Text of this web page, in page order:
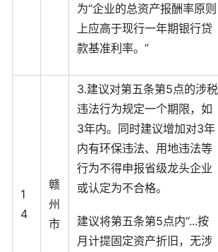
为“企业的总资产报酬率原则
上应高于现行一年期银行贷
款基准利率。”
1
4
赣
州
市
3.建议对第五条第5点的涉税
违法行为规定一个期限，如
3年内。同时建议增加对3年
内有环保违法、用地违法等
行为不得申报省级龙头企业
或认定为不合格。
建议将第五条第5点内“...按
月计提固定资产折旧，无涉